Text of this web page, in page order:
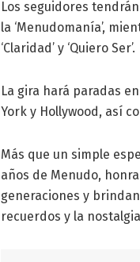
Los seguidores
la ‘Menudomanía’,
‘Claridad’ y ‘Quiero Ser’.
La gira hará paradas
York y Hollywood, así
Más que un simple
años de Menudo,
generaciones y
recuerdos y la